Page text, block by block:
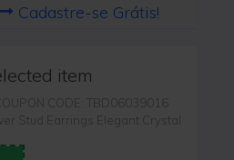
Cadastre-se Grátis!
item
CODE: TBD06039016
Stud Earrings Elegant Crystal